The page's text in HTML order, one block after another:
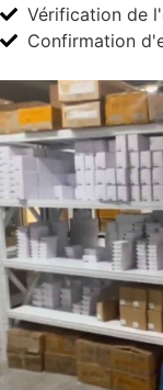
Vérification de
Confirmation